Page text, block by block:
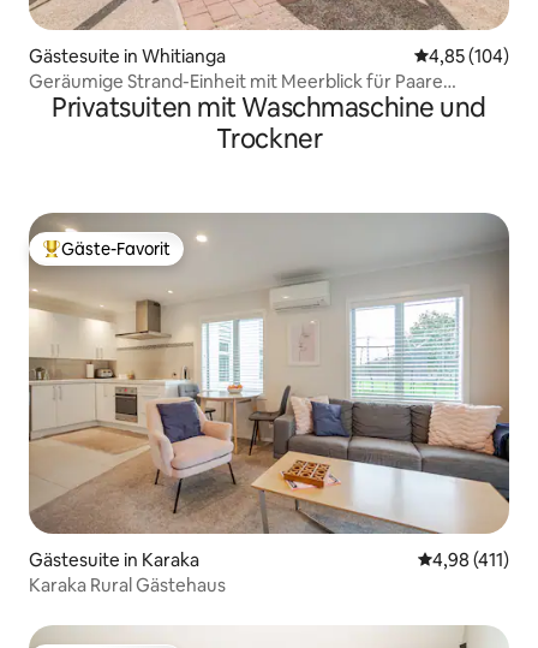
Gästesuite in Whitianga
4,85 (104)
Geräumige Strand-Einheit mit Meerblick für Paare
und/oder Gäste
Privatsuiten mit Waschmaschine und
Trockner
Beliebter Gäste-Favorit.
Gäste-Favorit
Gästesuite in Karaka
4,98 (411)
Karaka Rural Gästehaus